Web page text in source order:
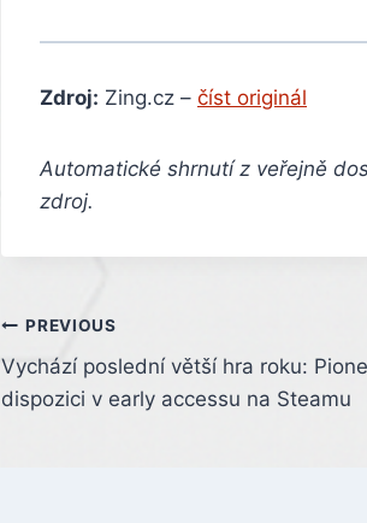
Zdroj: Zing.cz – číst originál
Automatické shrnutí z veřejně
zdroj.
Post
navigation
PREVIOUS
Vychází poslední větší hra roku:
dispozici v early accessu na Steamu